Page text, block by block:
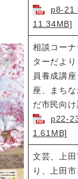
p8-21
11.34MB]
相談コー
ターだよ
員養成講
座、まち
だ市民向け
p22-
1.61MB]
文芸、上
り、上田